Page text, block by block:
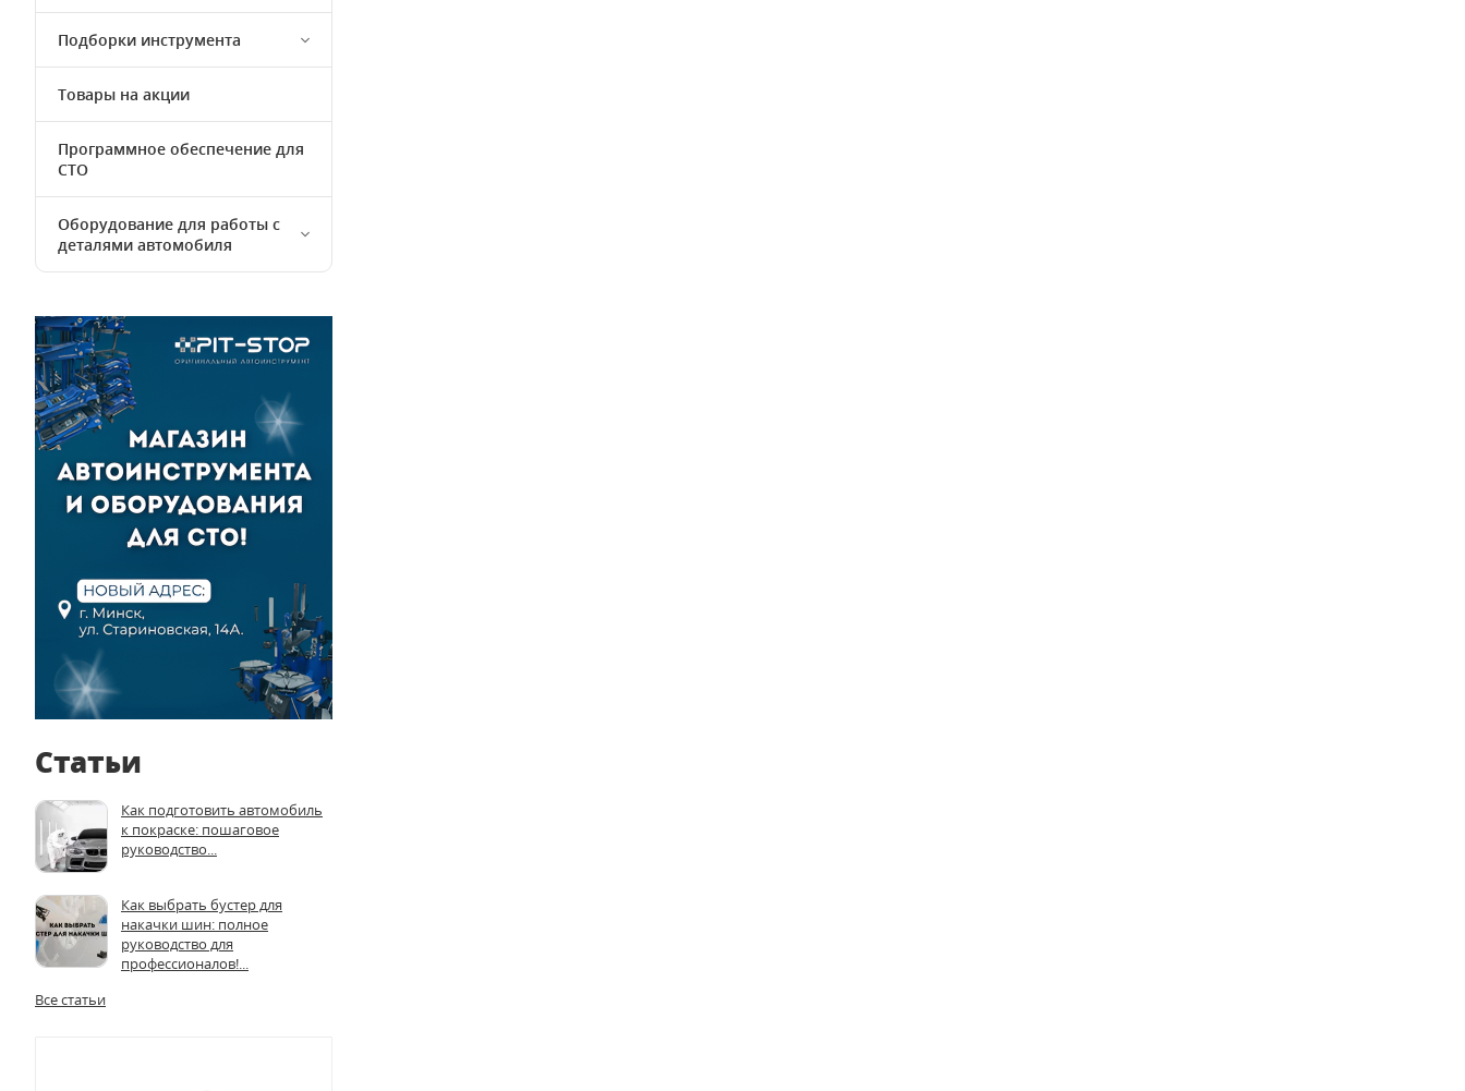
Подборки инструмента
Товары на акции
Программное обеспечение для
СТО
Оборудование для работы с
деталями автомобиля
Статьи
Как подготовить автомобиль
к покраске: пошаговое
руководство...
Как выбрать бустер для
накачки шин: полное
руководство для
профессионалов!...
Все статьи